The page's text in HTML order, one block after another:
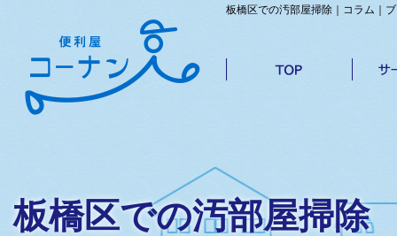
板橋区での汚部屋掃除｜コラム｜
板橋区での汚部屋掃除